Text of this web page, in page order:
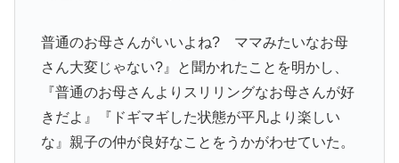
普通のお母さんがいいよね? ママみたいなお母
さん大変じゃない?』と聞かれたことを明かし、
『普通のお母さんよりスリリングなお母さんが好
きだよ』『ドギマギした状態が平凡より楽しい
な』親子の仲が良好なことをうかがわせていた。